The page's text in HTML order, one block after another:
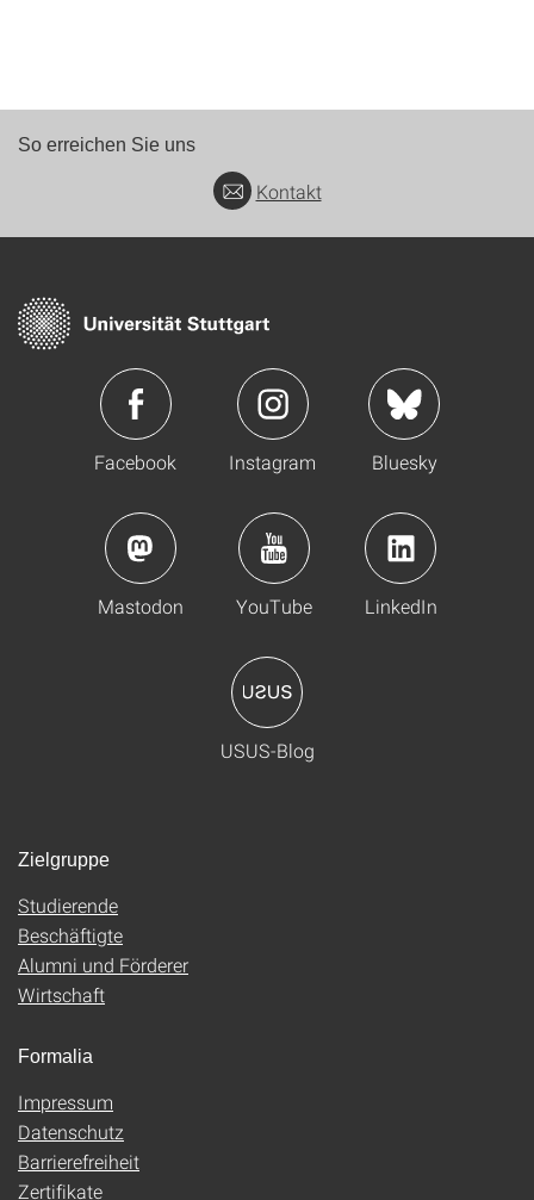
So erreichen Sie uns
Kontakt
Facebook Instagram Bluesky
Mastodon YouTube LinkedIn
USUS-Blog
Zielgruppe
Studierende
Beschäftigte
Alumni und Förderer
Wirtschaft
Formalia
Impressum
Datenschutz
Barrierefreiheit
Zertifikate